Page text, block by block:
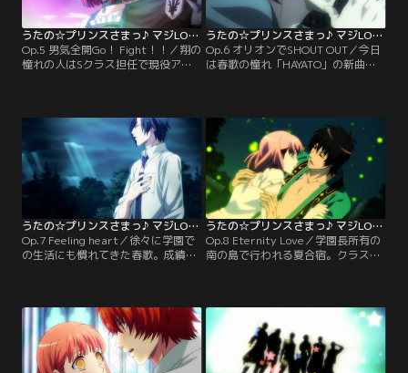
うたの☆プリンスさまっ♪ マジLOVE1000％ 第05話
Op.5 男気全開Go！ Fight！！／翔の
憧れの人はSクラス担任で現役アイ
にはある致命的な弱点があり、合格
は絶望的。それを知った春歌たち
は、翔の苦手克服大作戦を企てる。
【提供：バンダイチャンネル】
うたの☆プリンスさまっ♪ マジLOVE1000％ 第06話
Op.6 オリオンでSHOUT OUT／今日
は春歌の憧れ「HAYATO」の新曲発
しまう。途方に暮れた矢先、偶然に
も那月を見つけ声をかけるが、それ
はいつもの優しい那月ではなかっ
た…。【提供：バンダイチャンネ
ル】
うたの☆プリンスさまっ♪ マジLOVE1000％ 第07話
Op.7 Feeling heart／徐々に学園で
の生活にも慣れてきた春歌。成績は
のない疑問…。そしてついに、春歌
はトキヤのある重大な秘密を知るこ
とになる。【提供：バンダイチャン
ネル】
うたの☆プリンスさまっ♪ マジLOVE1000％ 第08話
Op.8 Eternity Love／学園長所有の
南の島で行われる夏合宿。クラスメ
りがちだった。そんな春歌の目の前
に、不思議な少年が現れる。彼が伝
えたかったメッセージとは果たし
て…？【提供：バンダイチャンネ